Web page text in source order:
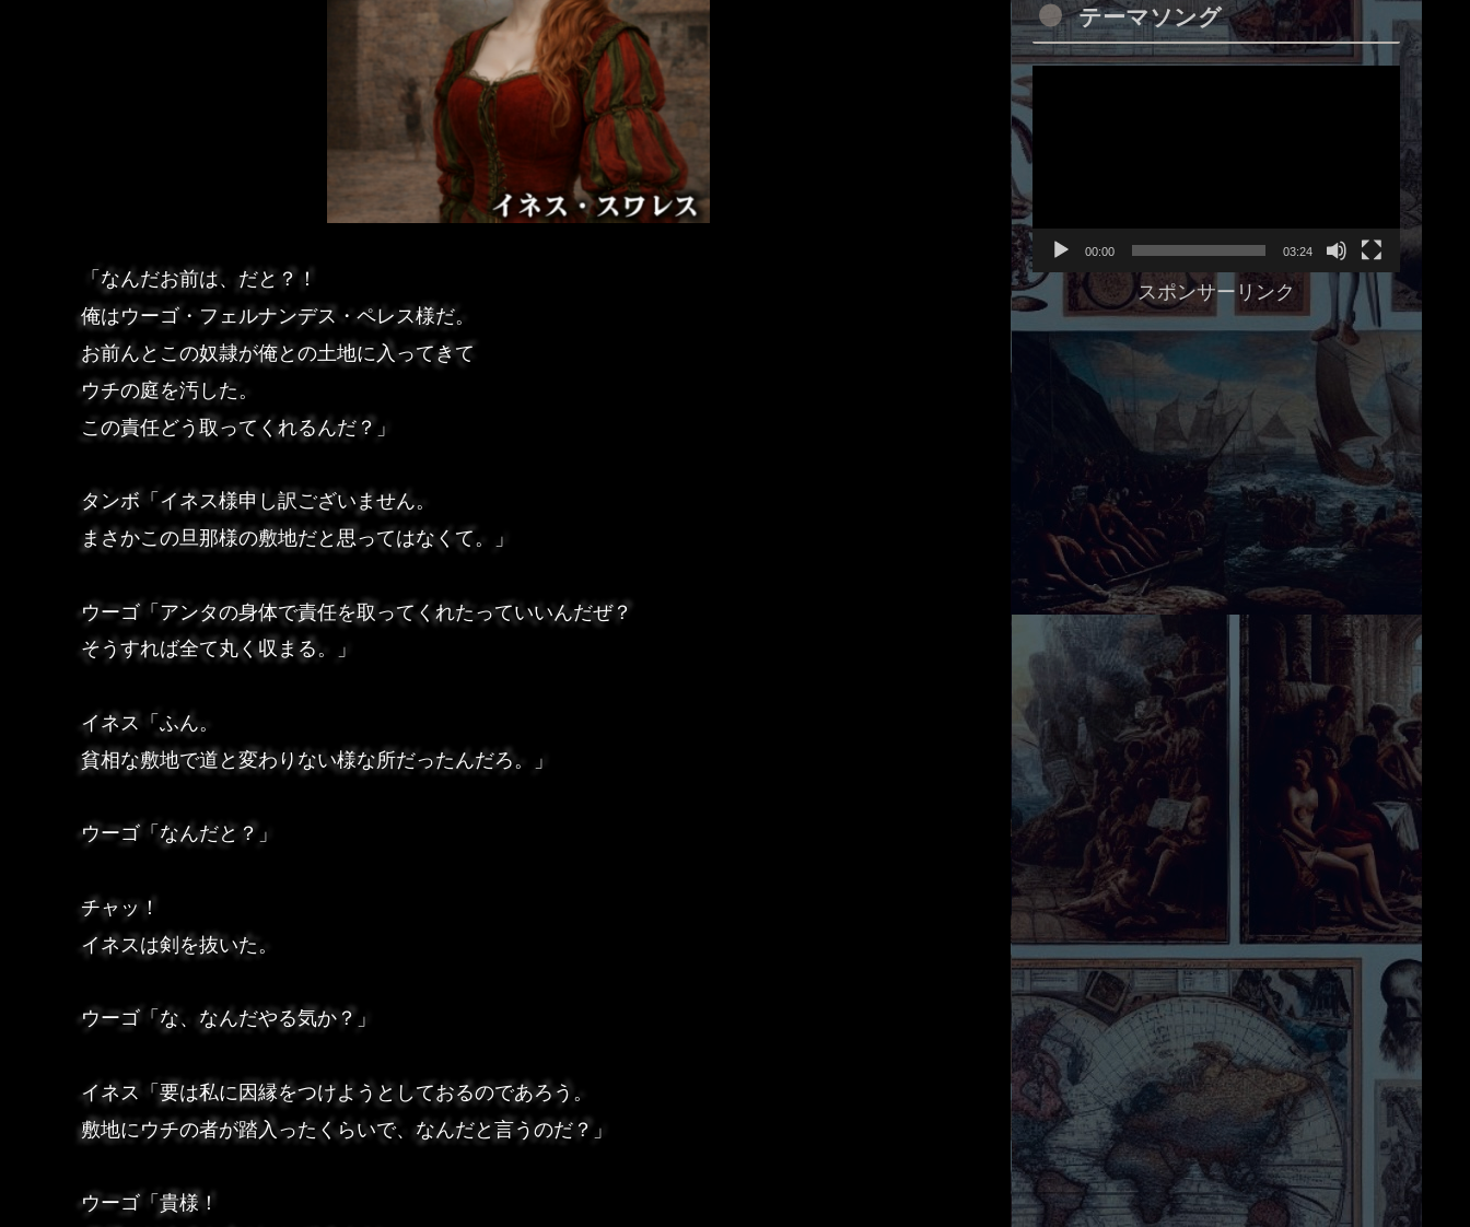
「なんだお前は、だと？！
俺はウーゴ・フェルナンデス・ペレス様だ。
お前んとこの奴隷が俺との土地に入ってきて
ウチの庭を汚した。
この責任どう取ってくれるんだ？」
タンボ「イネス様申し訳ございません。
まさかこの旦那様の敷地だと思ってはなくて。」
ウーゴ「アンタの身体で責任を取ってくれたっていいんだぜ？
そうすれば全て丸く収まる。」
イネス「ふん。
貧相な敷地で道と変わりない様な所だったんだろ。」
ウーゴ「なんだと？」
チャッ！
イネスは剣を抜いた。
ウーゴ「な、なんだやる気か？」
イネス「要は私に因縁をつけようとしておるのであろう。
敷地にウチの者が踏入ったくらいで、なんだと言うのだ？」
ウーゴ「貴様！
テーマソング
動
ー
ヤ
ー
00:00 03:24
スポンサーリンク